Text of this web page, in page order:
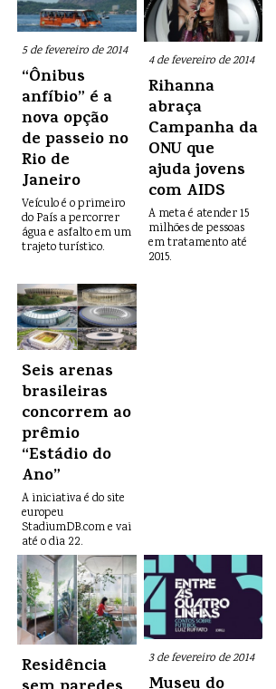
5 de fevereiro de 2014
“Ônibus
anfíbio” é a
nova opção
de passeio no
Rio de
Janeiro
Veículo é o primeiro
do País a percorrer
água e asfalto em um
trajeto turístico.
4 de fevereiro de 2014
Rihanna
abraça
Campanha da
ONU que
ajuda jovens
com AIDS
A meta é atender 15
milhões de pessoas
em tratamento até
2015.
Seis arenas
brasileiras
concorrem ao
prêmio
“Estádio do
Ano”
A iniciativa é do site
europeu
StadiumDB.com e vai
até o dia 22.
Residência 3 de fevereiro de 2014